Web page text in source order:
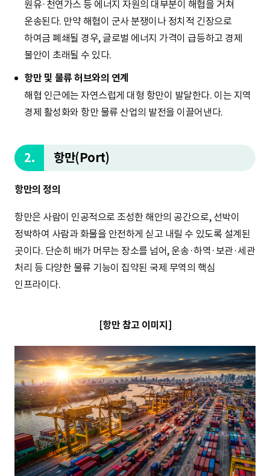
원유·천연가스 등 에너지 자원의 대부분이 해협을 거쳐
운송된다. 만약 해협이 군사 분쟁이나 정치적 긴장으로
하여금 폐쇄될 경우, 글로벌 에너지 가격이 급등하고 경제
불안이 초래될 수 있다.
항만 및 물류 허브와의 연계
해협 인근에는 자연스럽게 대형 항만이 발달한다. 이는 지역
경제 활성화와 항만 물류 산업의 발전을 이끌어낸다.
2. 항만(Port)
항만의 정의
항만은 사람이 인공적으로 조성한 해안의 공간으로, 선박이
정박하여 사람과 화물을 안전하게 싣고 내릴 수 있도록 설계된
곳이다. 단순히 배가 머무는 장소를 넘어, 운송·하역·보관·세관
처리 등 다양한 물류 기능이 집약된 국제 무역의 핵심
인프라이다.
[항만 참고 이미지]